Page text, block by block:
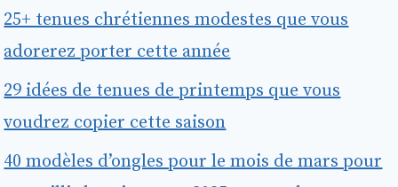
25+ tenues chrétiennes modestes que vous
adorerez porter cette année
29 idées de tenues de printemps que vous
voudrez copier cette saison
40 modèles d’ongles pour le mois de mars pour